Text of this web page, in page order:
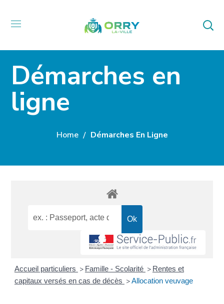
Démarches en
ligne
Home Démarches En Ligne
Accueil particuliers > Famille - Scolarité > Rentes et
capitaux versés en cas de décès >Allocation veuvage